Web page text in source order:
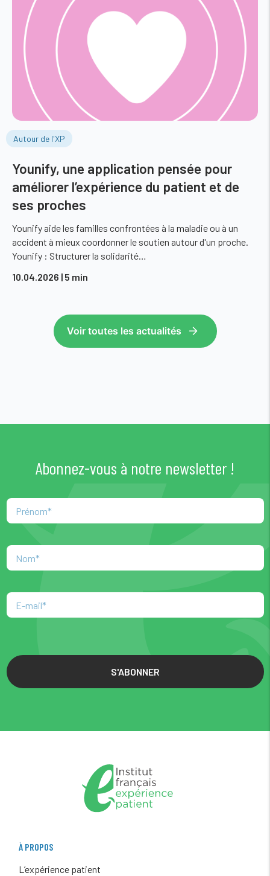
Autour de l'XP
Younify, une application pensée pour
améliorer l’expérience du patient et de
ses proches
Younify aide les familles confrontées à la maladie ou à un
accident à mieux coordonner le soutien autour d'un proche.
Younify : Structurer la solidarité…
10.04.2026 | 5 min
Voir toutes les actualités
Abonnez-vous à notre newsletter !
S'ABONNER
À PROPOS
L’expérience patient